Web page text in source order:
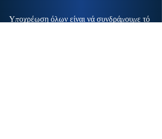
Υποχρέωση όλων είναι νά συνδράμουμε τό